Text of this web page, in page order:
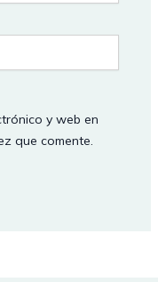
y web en
que comente.